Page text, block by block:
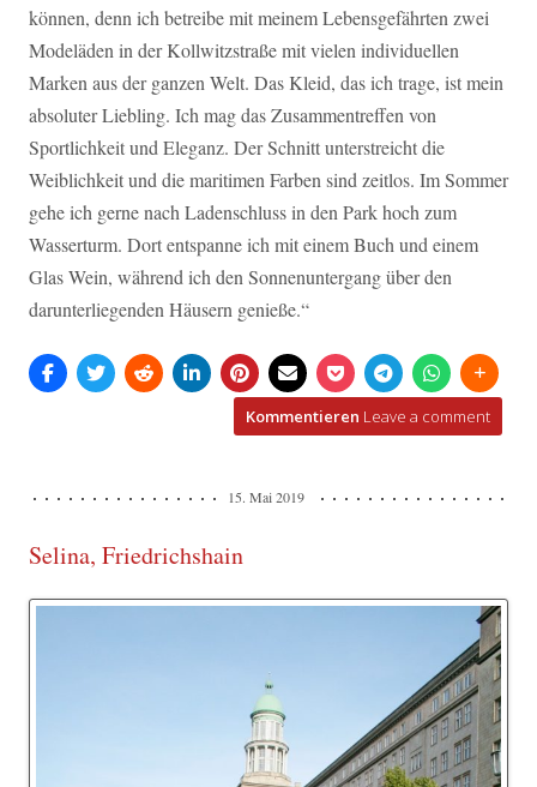
können, denn ich betreibe mit meinem Lebensgefährten zwei
Modeläden in der Kollwitzstraße mit vielen individuellen
Marken aus der ganzen Welt. Das Kleid, das ich trage, ist mein
absoluter Liebling. Ich mag das Zusammentreffen von
Sportlichkeit und Eleganz. Der Schnitt unterstreicht die
Weiblichkeit und die maritimen Farben sind zeitlos. Im Sommer
gehe ich gerne nach Ladenschluss in den Park hoch zum
Wasserturm. Dort entspanne ich mit einem Buch und einem
Glas Wein, während ich den Sonnenuntergang über den
darunterliegenden Häusern genieße.“
Kommentieren Leave a comment
15. Mai 2019
Selina, Friedrichshain